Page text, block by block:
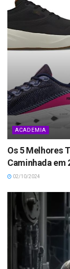
ACADEMIA
Os 5 Melhores
Caminhada em
02/10/2024